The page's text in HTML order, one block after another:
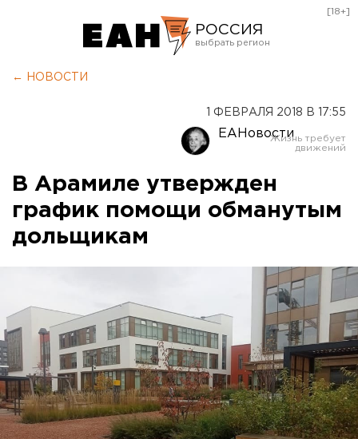
РОССИЯ
Оренбург
[18+]
← НОВОСТИ
1 ФЕВРАЛЯ 2018 В 17:55
ЕАНовости
В Арамиле утвержден
график помощи обманутым
дольщикам